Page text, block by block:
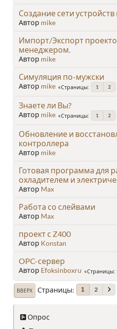
Создание сети устройств
Автор mike
Импорт/Экспорт
менеджером.
Автор mike
Симуляция по-мужски
Автор mike Страницы 1 2
Знаете ли Вы?
Автор mike Страницы 1 2
Обновление и
контроллера
Автор mike
Готовая программа для
охладителем и
Автор Max
Работа со слейвами
Автор Max
проект с Z400
Автор Konstan
OPC-сервер
Автор Efoksinboxru Страницы
ВВЕРХ Страницы 1 2
Опрос